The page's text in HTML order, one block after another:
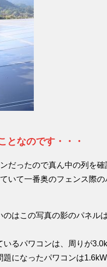
となのです・・・
だったので真ん中の列を
いて一番奥のフェンス際
はこの写真の影のパネル
るパワコンは、周りが
になったパワコンは